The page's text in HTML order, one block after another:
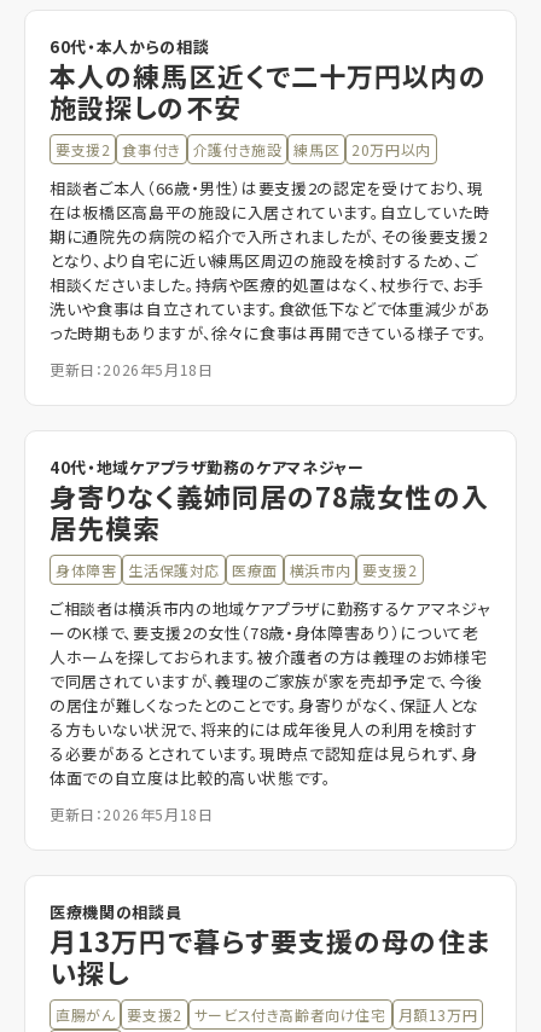
60代・本人からの相談
本人の練馬区近くで二十万円以内の
施設探しの不安
要支援2 食事付き 介護付き施設 練馬区 20万円以内
相談者ご本人（66歳・男性）は要支援2の認定を受けており、現
在は板橋区高島平の施設に入居されています。自立していた時
期に通院先の病院の紹介で入所されましたが、その後要支援2
となり、より自宅に近い練馬区周辺の施設を検討するため、ご
相談くださいました。持病や医療的処置はなく、杖歩行で、お手
洗いや食事は自立されています。食欲低下などで体重減少があ
った時期もありますが、徐々に食事は再開できている様子です。
更新日：2026年5月18日
40代・地域ケアプラザ勤務のケアマネジャー
身寄りなく義姉同居の78歳女性の入
居先模索
身体障害 生活保護対応 医療面 横浜市内 要支援2
ご相談者は横浜市内の地域ケアプラザに勤務するケアマネジャ
ーのK様で、要支援2の女性（78歳・身体障害あり）について老
人ホームを探しておられます。被介護者の方は義理のお姉様宅
で同居されていますが、義理のご家族が家を売却予定で、今後
の居住が難しくなったとのことです。身寄りがなく、保証人とな
る方もいない状況で、将来的には成年後見人の利用を検討す
る必要があるとされています。現時点で認知症は見られず、身
体面での自立度は比較的高い状態です。
更新日：2026年5月18日
医療機関の相談員
月13万円で暮らす要支援の母の住ま
い探し
直腸がん 要支援2 サービス付き高齢者向け住宅 月額13万円